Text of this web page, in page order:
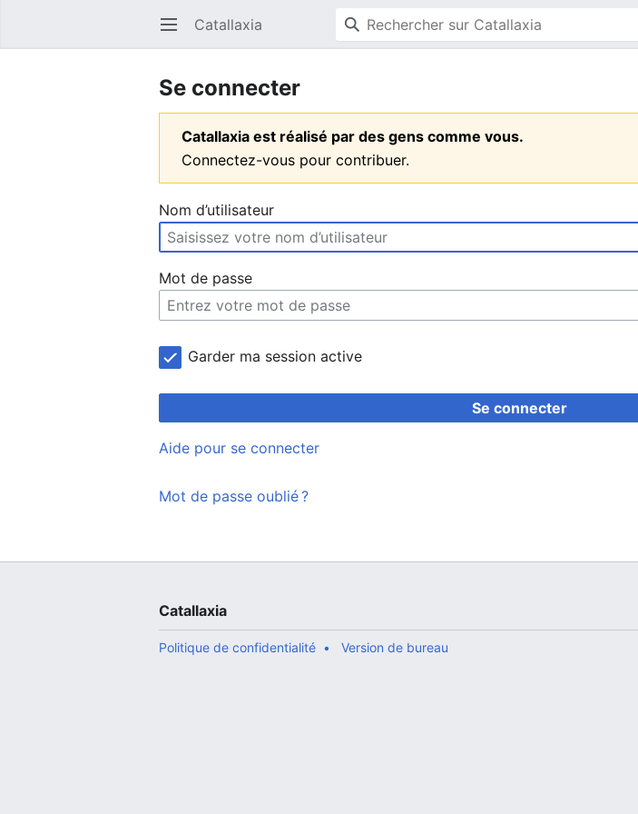
Ouvrir le menu principal Catallaxia
Se connecter
Catallaxia est réalisé par des gens comme vous.
Connectez-vous pour contribuer.
Nom d’utilisateur
Mot de passe
Garder ma session active
Se connecter
Aide pour se connecter
Mot de passe oublié ?
Catallaxia
Politique de confidentialité Version de bureau